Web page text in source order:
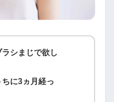
シまじで欲し
に3ヵ月経っ